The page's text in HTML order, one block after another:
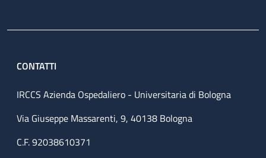
CONTATTI
IRCCS Azienda Ospedaliero - Universitaria di Bologna
Via Giuseppe Massarenti, 9, 40138 Bologna
C.F. 92038610371